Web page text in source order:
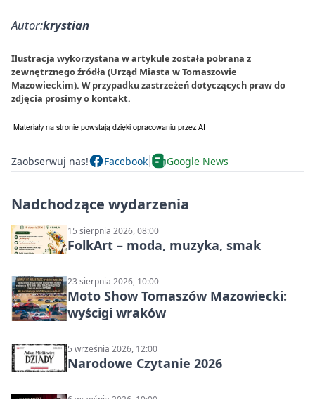
Autor:krystian
Ilustracja wykorzystana w artykule została pobrana z
zewnętrznego źródła (Urząd Miasta w Tomaszowie
Mazowieckim). W przypadku zastrzeżeń dotyczących praw do
zdjęcia prosimy o kontakt.
Zaobserwuj nas! Facebook Google News
Nadchodzące wydarzenia
15 sierpnia 2026, 08:00
FolkArt – moda, muzyka, smak
23 sierpnia 2026, 10:00
Moto Show Tomaszów Mazowiecki:
wyścigi wraków
5 września 2026, 12:00
Narodowe Czytanie 2026